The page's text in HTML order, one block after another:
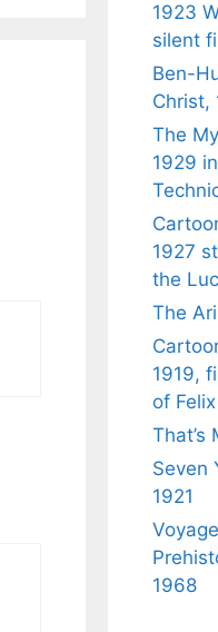
1923
silent
Ben-
Christ,
The
1929
1927
the
The
1919,
of
That’s
Seven
1921
1968